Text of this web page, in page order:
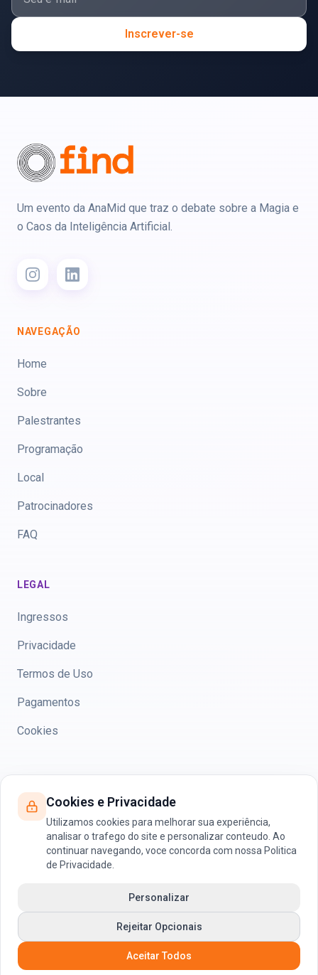
Inscrever-se
Um evento da AnaMid que traz o debate sobre a Magia e
o Caos da Inteligência Artificial.
NAVEGAÇÃO
Home
Sobre
Palestrantes
Programação
Local
Patrocinadores
FAQ
LEGAL
Ingressos
Privacidade
Termos de Uso
Pagamentos
Cookies
anamid@anamid.com.br
WhatsApp
UNISINOS
2026 FIND 2026
Cookies e Privacidade
Utilizamos cookies para melhorar sua experiência,
analisar o trafego do site e personalizar conteudo. Ao
continuar navegando, voce concorda com nossa Politica
de Privacidade.
Personalizar
Rejeitar Opcionais
Aceitar Todos